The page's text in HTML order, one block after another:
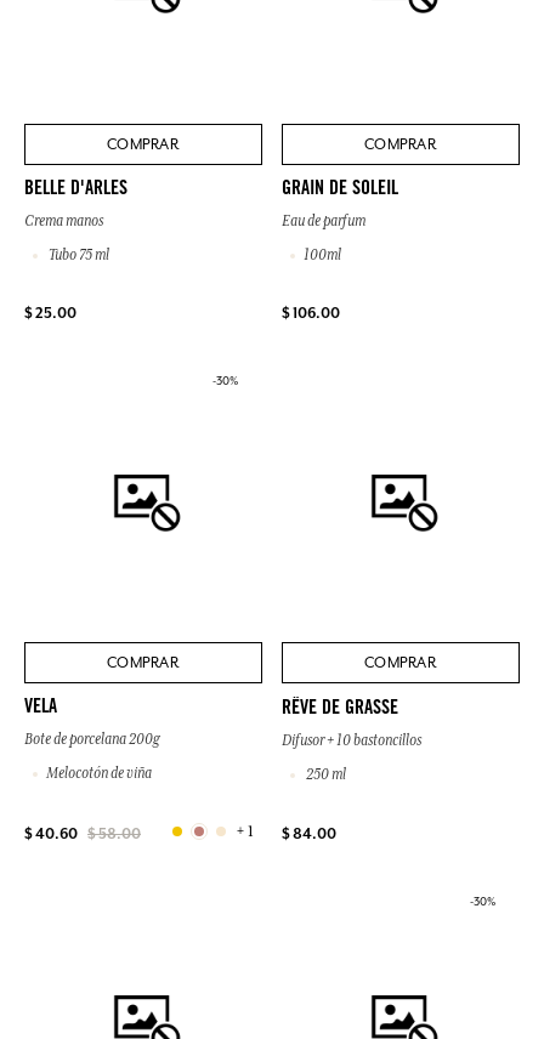
COMPRAR
BELLE D'ARLES
Crema manos
Tubo 75 ml
$ 25.00
COMPRAR
GRAIN DE SOLEIL
Eau de parfum
100ml
$ 106.00
-30%
COMPRAR
VELA
Bote de porcelana 200g
Melocotón de viña
$ 40.60 $ 58.00 + 1
COMPRAR
RÊVE DE GRASSE
Difusor + 10 bastoncillos
250 ml
$ 84.00
-30%